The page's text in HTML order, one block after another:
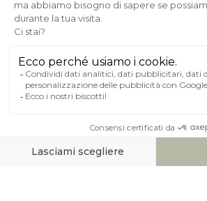
Pagamento sicuro
A PROPOSITO DI MILIBOO
AIUTO & CONTATTO